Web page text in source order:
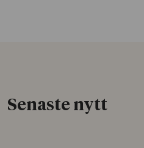
Senaste nytt